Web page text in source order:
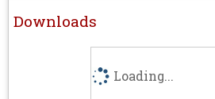
Downloads
Loading...